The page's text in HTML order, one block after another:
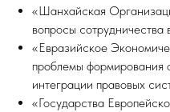
«Шанхайская
вопросы
«Евразийское
проблемы формирования
интеграции правовых
«Государства